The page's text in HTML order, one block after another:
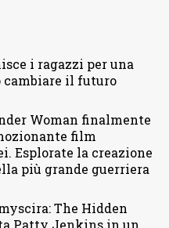
i ragazzi per una
cambiare il futuro
Woman finalmente
film
Esplorate la creazione
più grande guerriera
The Hidden
Patty Jenkins in un